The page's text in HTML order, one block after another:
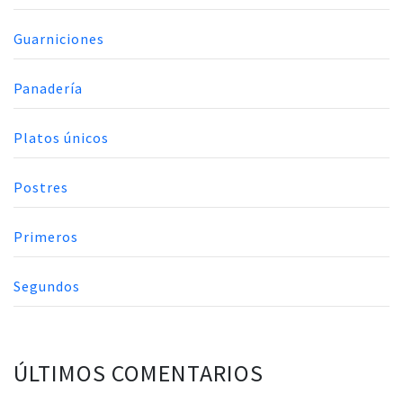
Guarniciones
Panadería
Platos únicos
Postres
Primeros
Segundos
ÚLTIMOS COMENTARIOS